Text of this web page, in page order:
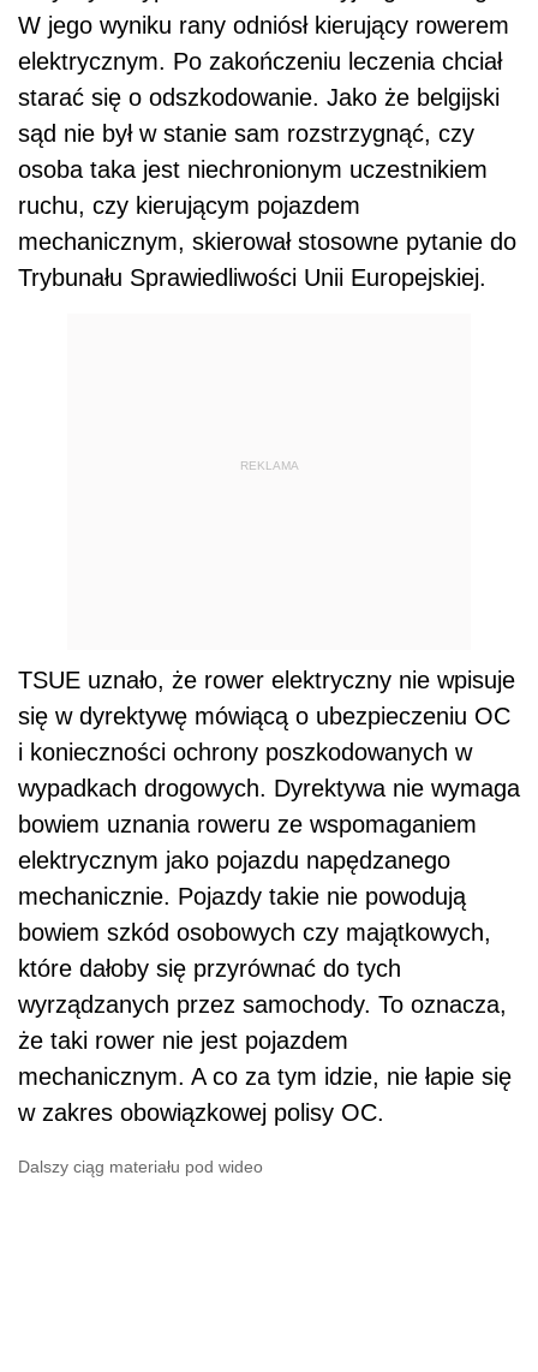
W jego wyniku rany odniósł kierujący rowerem
elektrycznym. Po zakończeniu leczenia chciał
starać się o odszkodowanie. Jako że belgijski
sąd nie był w stanie sam rozstrzygnąć, czy
osoba taka jest niechronionym uczestnikiem
ruchu, czy kierującym pojazdem
mechanicznym, skierował stosowne pytanie do
Trybunału Sprawiedliwości Unii Europejskiej.
REKLAMA
TSUE uznało, że rower elektryczny nie wpisuje
się w dyrektywę mówiącą o ubezpieczeniu OC
i konieczności ochrony poszkodowanych w
wypadkach drogowych. Dyrektywa nie wymaga
bowiem uznania roweru ze wspomaganiem
elektrycznym jako pojazdu napędzanego
mechanicznie. Pojazdy takie nie powodują
bowiem szkód osobowych czy majątkowych,
które dałoby się przyrównać do tych
wyrządzanych przez samochody. To oznacza,
że taki rower nie jest pojazdem
mechanicznym. A co za tym idzie, nie łapie się
w zakres obowiązkowej polisy OC.
Dalszy ciąg materiału pod wideo